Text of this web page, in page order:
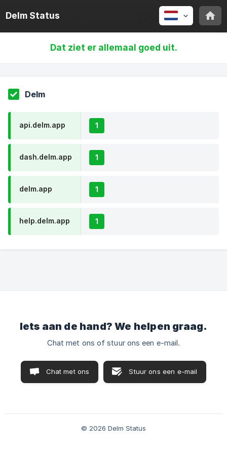
Delm Status
Dat ziet er allemaal goed uit.
Delm
api.delm.app 1
dash.delm.app 1
delm.app 1
help.delm.app 1
Iets aan de hand? We helpen graag.
Chat met ons of stuur ons een e-mail.
Chat met ons Stuur ons een e-mail
© 2026 Delm Status